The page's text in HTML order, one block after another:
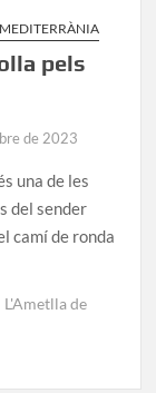
MEDITERRÀNIA
pels
de 2023
una de les
del sender
camí de ronda
L'Ametlla de